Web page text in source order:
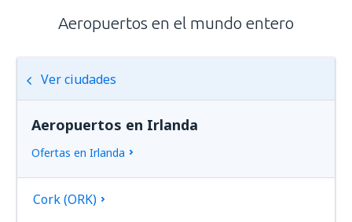
Aeropuertos en el mundo entero
Ver ciudades
Aeropuertos en Irlanda
Ofertas en Irlanda
Cork (ORK)